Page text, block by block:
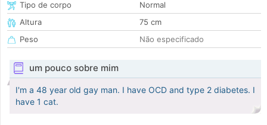
Tipo de corpo
Normal
Altura
75 cm
Peso
Não especificado
um pouco sobre mim
I'm a 48 year old gay man. I have OCD and type 2 diabetes. I
have 1 cat.